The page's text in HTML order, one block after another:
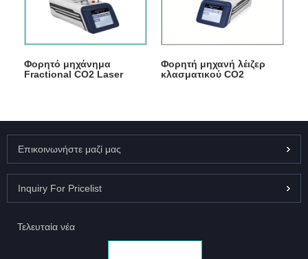
Φορητό μηχάνημα
Fractional CO2 Laser
Φορητή μηχανή λέιζερ
κλασματικού CO2
Επικοινωνήστε μαζί μας
Inquiry For Pricelist
Τελευταία νέα